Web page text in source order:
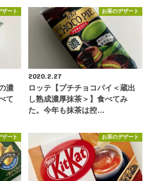
ザート
濃
て
お茶のデザート
2020.2.27
ロッテ【プチチョコパイ＜蔵出
し熟成濃厚抹茶＞】食べてみ
た。今年も抹茶は控…
ザート お茶のデザート